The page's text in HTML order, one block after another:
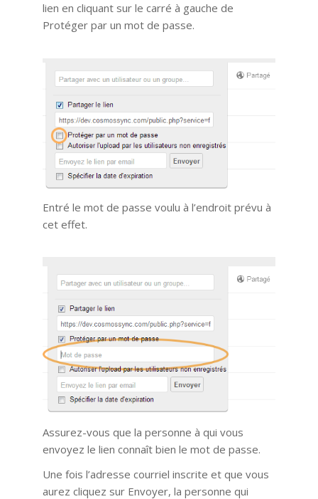
lien en cliquant sur le carré à gauche de
Protéger par un mot de passe.
Entré le mot de passe voulu à l’endroit prévu à
cet effet.
Assurez-vous que la personne à qui vous
envoyez le lien connaît bien le mot de passe.
Une fois l’adresse courriel inscrite et que vous
aurez cliquez sur Envoyer, la personne qui